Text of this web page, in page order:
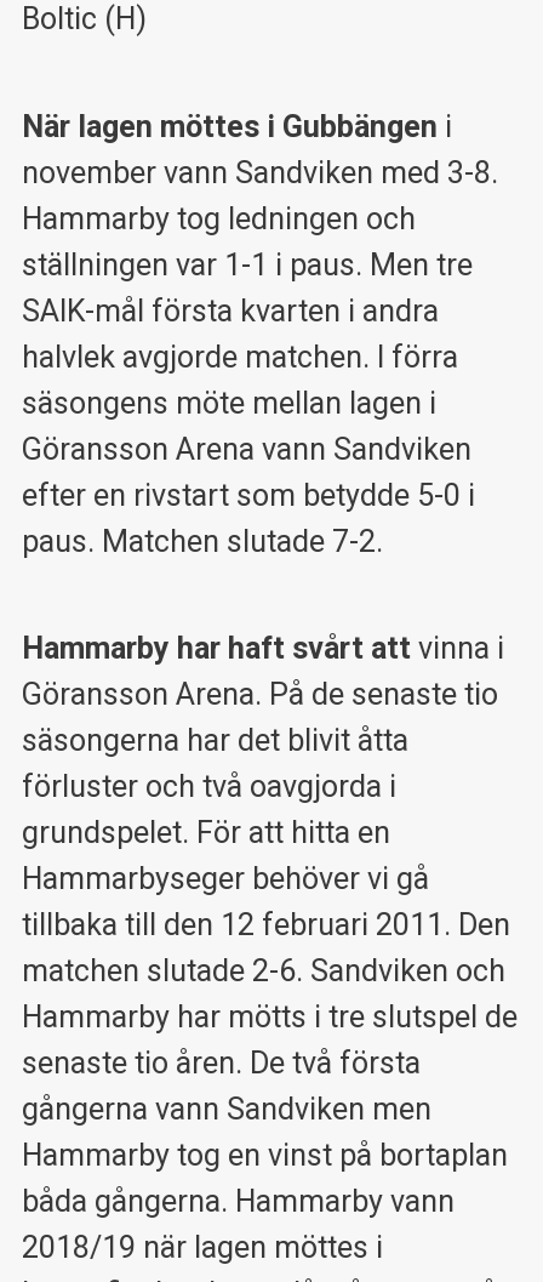
Boltic (H)
När lagen möttes i Gubbängen i
november vann Sandviken med 3-8.
Hammarby tog ledningen och
ställningen var 1-1 i paus. Men tre
SAIK-mål första kvarten i andra
halvlek avgjorde matchen. I förra
säsongens möte mellan lagen i
Göransson Arena vann Sandviken
efter en rivstart som betydde 5-0 i
paus. Matchen slutade 7-2.
Hammarby har haft svårt att vinna i
Göransson Arena. På de senaste tio
säsongerna har det blivit åtta
förluster och två oavgjorda i
grundspelet. För att hitta en
Hammarbyseger behöver vi gå
tillbaka till den 12 februari 2011. Den
matchen slutade 2-6. Sandviken och
Hammarby har mötts i tre slutspel de
senaste tio åren. De två första
gångerna vann Sandviken men
Hammarby tog en vinst på bortaplan
båda gångerna. Hammarby vann
2018/19 när lagen möttes i